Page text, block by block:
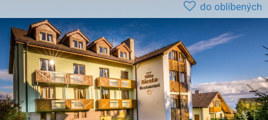
do oblíbených